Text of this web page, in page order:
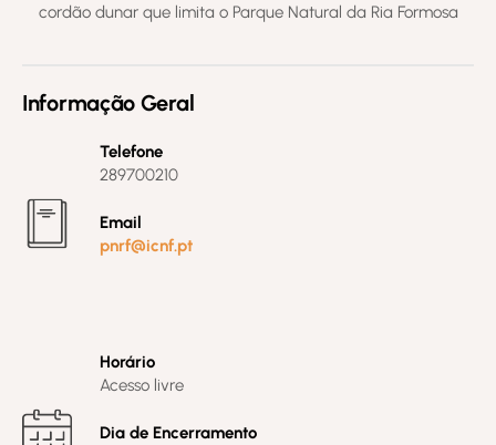
cordão dunar que limita o Parque Natural da Ria Formosa
Informação Geral
Telefone
289700210
Email
pnrf@icnf.pt
Horário
Acesso livre
Dia de Encerramento